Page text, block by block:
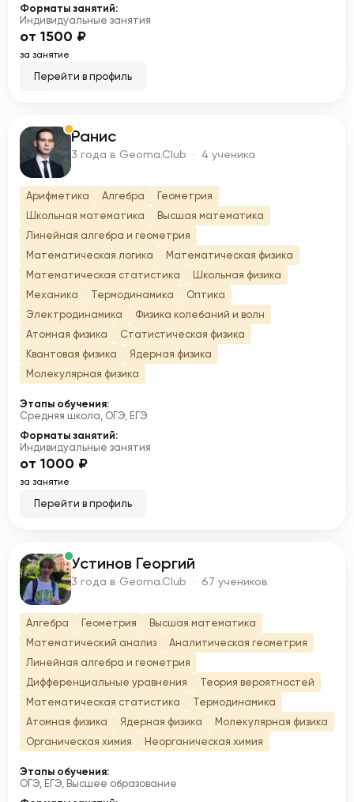
Форматы занятий:
Индивидуальные занятия
от 1500 ₽
за занятие
Перейти в профиль
Р Ранис
3 года в Geoma.Club · 4 ученика
Арифметика Алгебра
Геометрия
Школьная математика
Высшая математика
Линейная алгебра и геометрия
Математическая логика
Математическая физика
Математическая статистика
Школьная физика
Механика
Термодинамика
Оптика
Электродинамика
Физика колебаний и волн
Атомная физика
Статистическая физика
Квантовая физика
Ядерная физика
Молекулярная физика
Этапы обучения:
Средняя школа, ОГЭ, ЕГЭ
Форматы занятий:
Индивидуальные занятия
от 1000 ₽
за занятие
Перейти в профиль
У Устинов Георгий
3 года в Geoma.Club · 67 учеников
Алгебра Геометрия
Высшая математика
Математический анализ
Аналитическая геометрия
Линейная алгебра и геометрия
Дифференциальные уравнения
Теория вероятностей
Математическая статистика
Термодинамика
Атомная физика
Ядерная физика
Молекулярная физика
Органическая химия
Неорганическая химия
Этапы обучения:
ОГЭ, ЕГЭ, Высшее образование